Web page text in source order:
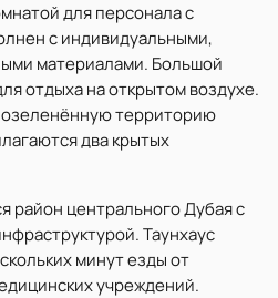
для персонала с
с индивидуальными,
материалами. Большой
отдыха на открытом воздухе.
озеленённую территорию
два крытых
центрального Дубая с
Таунхаус
минут езды от
учреждений.